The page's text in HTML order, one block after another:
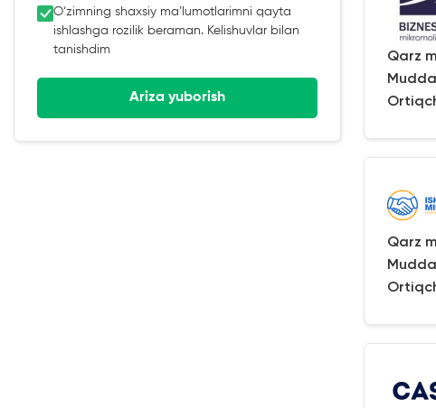
O‘zimning shaxsiy ma’lumotlarimni qayta
ishlashga rozilik beraman. Kelishuvlar bilan
tanishdim
Ariza yuborish
Qarz
Qarz